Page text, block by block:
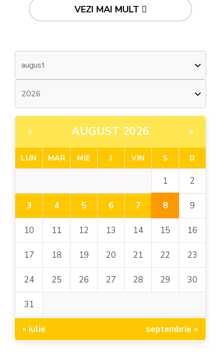
VEZI MAI MULT
« AUGUST 2026 »
LUN MAR MIE J VIN S D
1 2
3 4 5 6 7 8 9
10 11 12 13 14 15 16
17 18 19 20 21 22 23
24 25 26 27 28 29 30
31
« iulie septembrie »